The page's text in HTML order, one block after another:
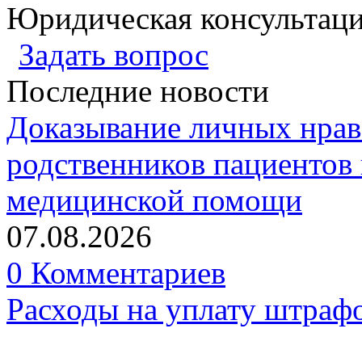
Юридическая
Задать вопрос
Последние новости
Доказывание личных
родственников
медицинской помощи
07.08.2026
0 Комментариев
Расходы на уплату